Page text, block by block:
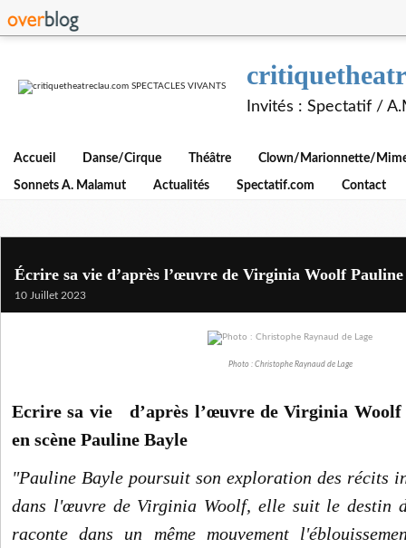
Invités : Spectatif /
Accueil Danse/Cirque Théâtre Clown/Marionnette/
Sonnets A. Malamut Actualités Spectatif.com Contact
Écrire sa vie d’après l’œuvre de Virginia Woolf
10 Juillet 2023
Photo : Christophe Raynaud de Lage
Ecrire sa vie d’après l’œuvre de Virginia
en scène Pauline Bayle
"Pauline Bayle poursuit son exploration des récits
dans l'œuvre de Virginia Woolf, elle suit le destin
raconte dans un même mouvement